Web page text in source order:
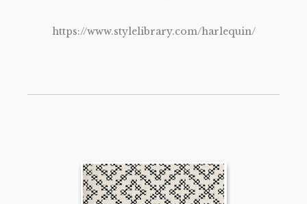
https://www.stylelibrary.com/harlequin/